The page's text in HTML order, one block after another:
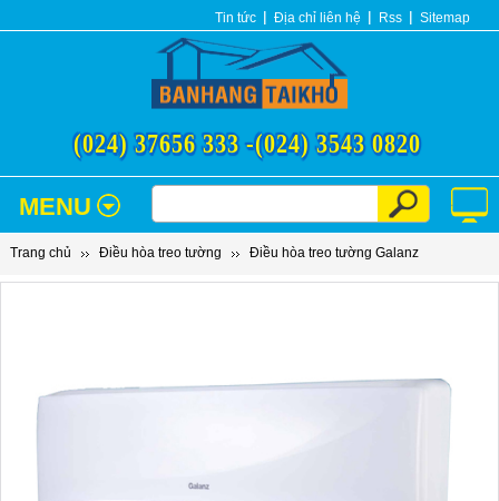
Tin tức Địa chỉ liên hệ Rss Sitemap
(024) 37656 333 -(024) 3543 0820
MENU
Trang chủ Điều hòa treo tường Điều hòa treo tường Galanz